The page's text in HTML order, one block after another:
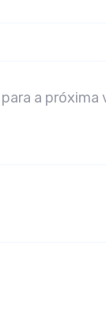
a próxima